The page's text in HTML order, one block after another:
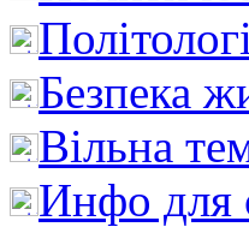
Безпека
Вільна
Инфо для